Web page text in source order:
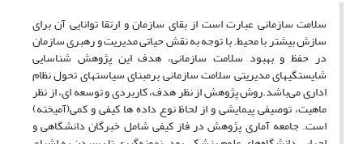
سلامت سازمانی عبارت است از بقای سازمان و ارتقا توانایی آن برای
سازش بیشتر با محیط. با توجه به نقش حیاتی مدیریت و رهبری سازمان
در حفظ و بهبود سلامت سازمانی، هدف این پژوهش شناسایی
شایستگیهای مدیریتی سلامت سازمانی برمبنای سیاستهای تحول نظام
اداری می‌باشد.روش پژوهش از نظر هدف، کاربردی و توسعه ای، از نظر
ماهیت، توصیفی پیمایشی و از لحاظ نوع داده ها کیفی و کمی(آمیخته)
است. جامعه آماری پژوهش در فاز کیفی شامل خبرگان دانشگاهی و